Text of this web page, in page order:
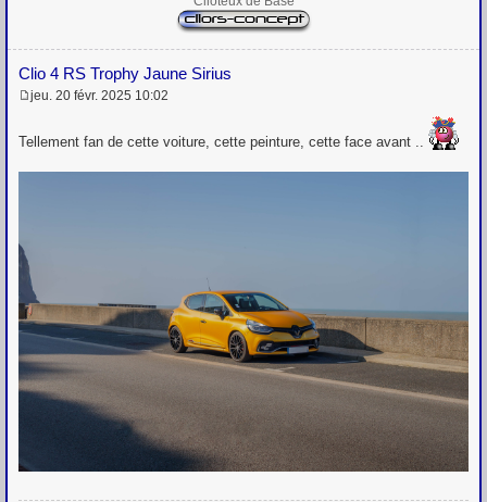
Clio 4 RS Trophy Jaune Sirius
s
a
jeu. 20 févr. 2025 10:02
Tellement fan de cette voiture, cette peinture, cette face avant ..